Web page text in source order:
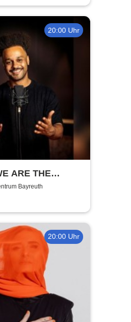
20:00 Uhr
ARE THE
Stand-Up
Bayreuth
20:00 Uhr